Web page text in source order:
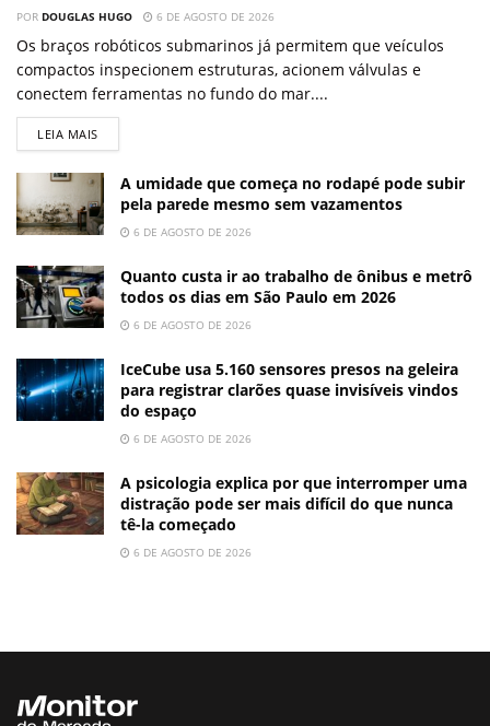
POR DOUGLAS HUGO 6 DE AGOSTO DE 2026
Os braços robóticos submarinos já permitem que veículos
compactos inspecionem estruturas, acionem válvulas e
conectem ferramentas no fundo do mar....
LEIA MAIS
A umidade que começa no rodapé pode subir
pela parede mesmo sem vazamentos
6 DE AGOSTO DE 2026
Quanto custa ir ao trabalho de ônibus e metrô
todos os dias em São Paulo em 2026
6 DE AGOSTO DE 2026
IceCube usa 5.160 sensores presos na geleira
para registrar clarões quase invisíveis vindos
do espaço
6 DE AGOSTO DE 2026
A psicologia explica por que interromper uma
distração pode ser mais difícil do que nunca
tê-la começado
6 DE AGOSTO DE 2026